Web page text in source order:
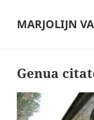
MARJOLIJN
Genua